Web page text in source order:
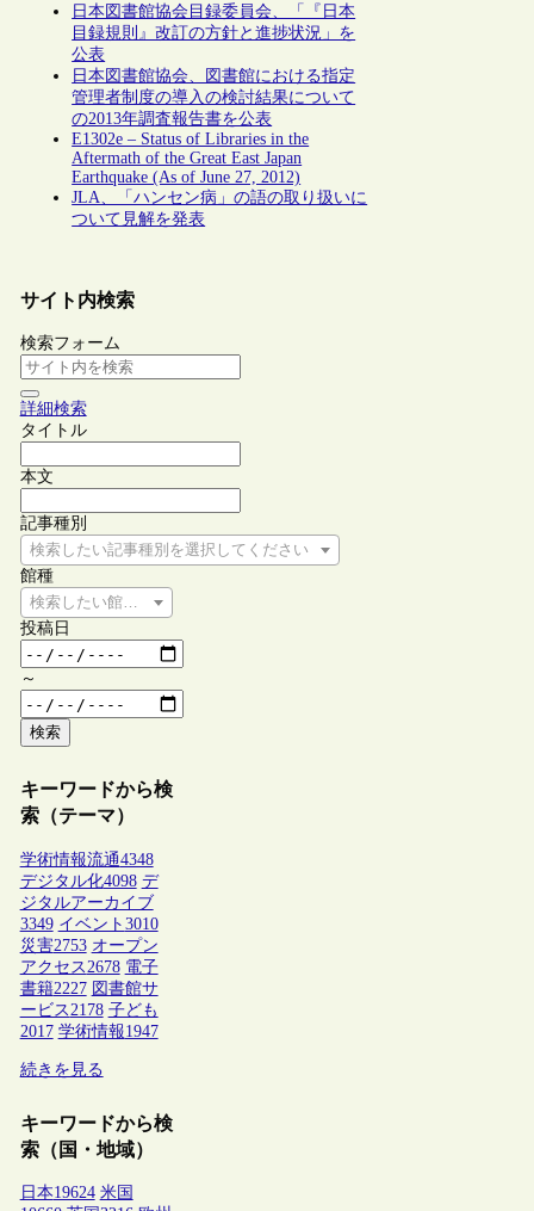
日本図書館協会目録委員会、「『日本
目録規則』改訂の方針と進捗状況」を
公表
日本図書館協会、図書館における指定
管理者制度の導入の検討結果について
の2013年調査報告書を公表
E1302e – Status of Libraries in the
Aftermath of the Great East Japan
Earthquake (As of June 27, 2012)
JLA、「ハンセン病」の語の取り扱いに
ついて見解を発表
サイト内検索
検索フォーム
詳細検索
タイトル
本文
記事種別
検索したい記事種別を選択してください
館種
検索したい館種を選択してください
投稿日
～
検索
キーワードから検
索（テーマ）
学術情報流通4348
デジタル化4098 デ
ジタルアーカイブ
3349 イベント 3010
災害2753 オープン
アクセス 2678 電子
書籍2227 図書館サ
ービス 2178 子ども
2017 学術情報1947
続きを見る
キーワードから検
索（国・地域）
日本19624 米国